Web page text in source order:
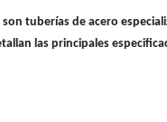
tuberías de acero
las principales